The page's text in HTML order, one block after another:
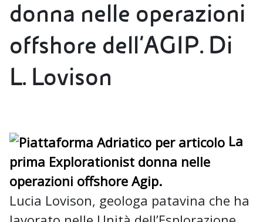
donna nelle operazioni
offshore dell’AGIP. Di
L. Lovison
La
prima Explorationist donna nelle
operazioni offshore Agip.
Lucia Lovison, geologa patavina che ha